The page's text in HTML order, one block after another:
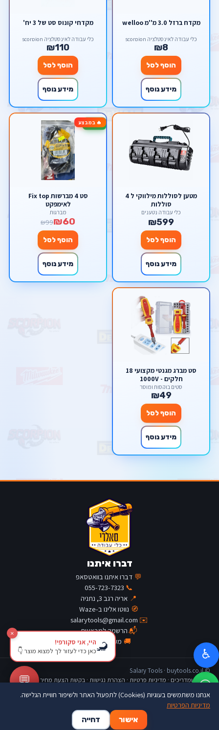
מקדח ברזל 3.0 מ''מ welloo
כלי עבודה לאינסטלציה scorpion
₪8
הוסף לסל
מידע נוסף
מקדחי קונוס סט של 3 יח'
כלי עבודה לאינסטלציה scorpion
₪110
הוסף לסל
מידע נוסף
מטען לסוללות מילווקי ל 4
סוללות
כלי עבודה נטענים
₪599
הוסף לסל
מידע נוסף
🔥 במבצע-39%
סט 4 מברשות Fix top
לאימפקט
מברגות
₪60
₪99
הוסף לסל
מידע נוסף
סט מברג מגנטי מקצועי 18
חלקים - 1000V
סטים בוקסות ומוסך
₪49
הוסף לסל
מידע נוסף
דברו איתנו
💬 דברו איתנו בוואטסאפ
📞
055-723-7323
📍 אריה רגב 3, נתניה
🧭 נווטו אלינו ב-Waze
✉️
salarytools@gmail.com
📬הרשמה למבצעים
🚚 מעקב משלוח
© Salary Tools · buytools.co.il
כתבות ומדריכים · מדיניות פרטיות · הצהרת נגישות · בקשת הצעת מחיר 💬
♿
🛒
סל קניות
אנחנו משתמשים בעוגיות (Cookies) לתפעול האתר ולשיפור חוויית הגלישה.
מדיניות הפרטיות
אישור
דחייה
×
🦂היי, אני סקורפי!
כאן כדי לעזור לך למצוא מוצר 👇